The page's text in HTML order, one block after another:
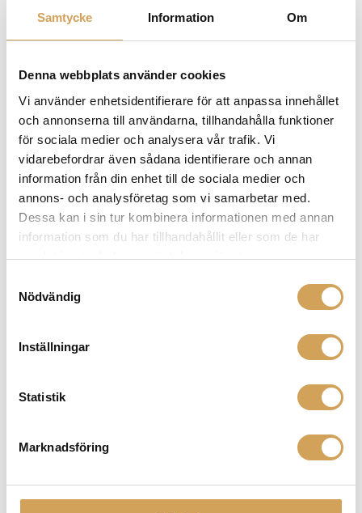
Samtycke Information Om
Denna webbplats använder cookies
Vi använder enhetsidentifierare för att anpassa innehållet
och annonserna till användarna, tillhandahålla funktioner
för sociala medier och analysera vår trafik. Vi
vidarebefordrar även sådana identifierare och annan
information från din enhet till de sociala medier och
annons- och analysföretag som vi samarbetar med.
Dessa kan i sin tur kombinera informationen med annan
information som du har tillhandahållit eller som de har
samlat in när du har använt deras tjänster.
Nödvändig
Inställningar
Statistik
Marknadsföring
PRO-JECT
Mer info »Den
här
produkten
har
flera
varianter.
De
olika
Pro-Ject Vinyl Cleaner VC-S3
PRO-JECT